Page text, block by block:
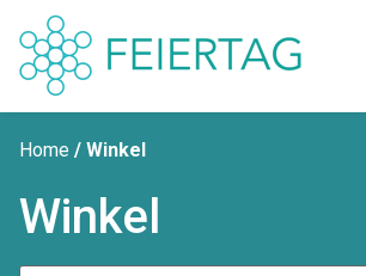
Home / Winkel
Winkel